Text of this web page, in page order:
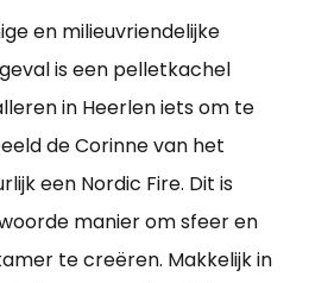
en milieuvriendelijke
is een pelletkachel
in Heerlen iets om te
de Corinne van het
een Nordic Fire. Dit is
manier om sfeer en
te creëren. Makkelijk in